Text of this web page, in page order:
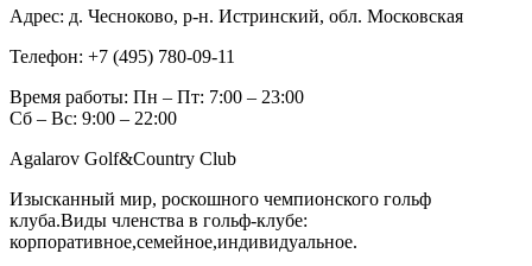
Адрес: д. Чесноково, р-н. Истринский, обл. Московская
Телефон: +7 (495) 780-09-11
Время работы: Пн – Пт: 7:00 – 23:00
Сб – Вс: 9:00 – 22:00
Agalarov Golf&Country Club
Изысканный мир, роскошного чемпионского гольф
клуба.Виды членства в гольф-клубе:
корпоративное,семейное,индивидуальное.